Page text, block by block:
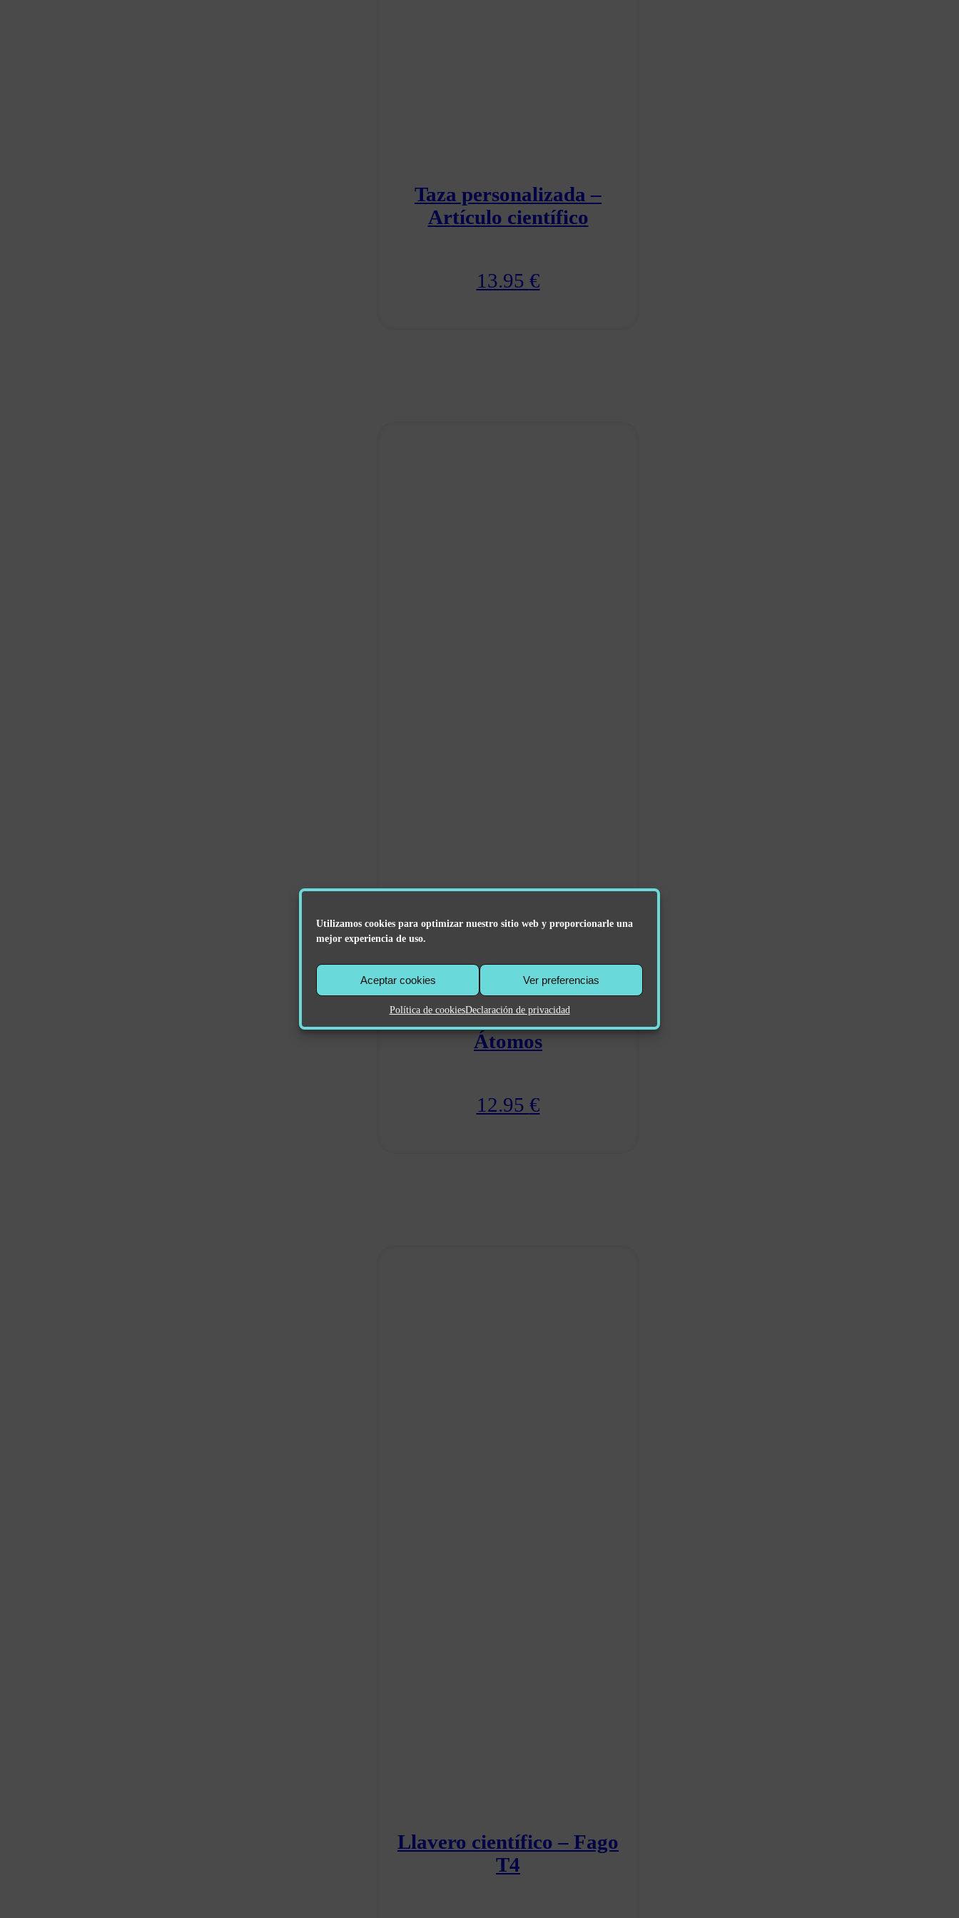
Utilizamos cookies para optimizar nuestro sitio web y proporcionarle una
mejor experiencia de uso.
Aceptar cookies Ver preferencias
Política de cookiesDeclaración de privacidad
Taza personalizada –
Artículo científico
13.95 €
Pendientes científicos –
Átomos
12.95 €
Llavero científico – Fago
T4